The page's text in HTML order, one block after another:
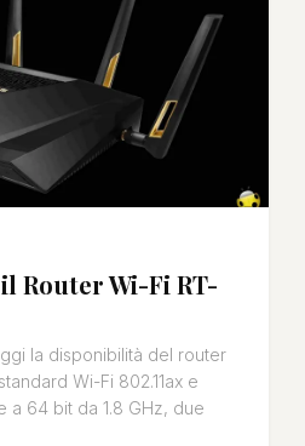
Router Wi-Fi RT-
la disponibilità del router
Wi-Fi 802.11ax e
64 bit da 1.8 GHz, due